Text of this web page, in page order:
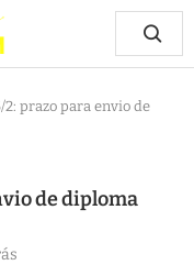
2: prazo para envio de
de diploma